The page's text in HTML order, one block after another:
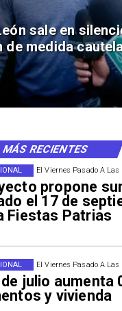
sale en
medida
El Viernes Pasado A Las
propone
el 17 de
Fiestas Patrias
El Viernes Pasado A Las
julio aumenta
y vivienda
MÁS RECIENTES